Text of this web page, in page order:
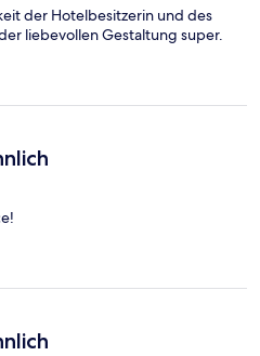
der Hotelbesitzerin und des
liebevollen Gestaltung super.